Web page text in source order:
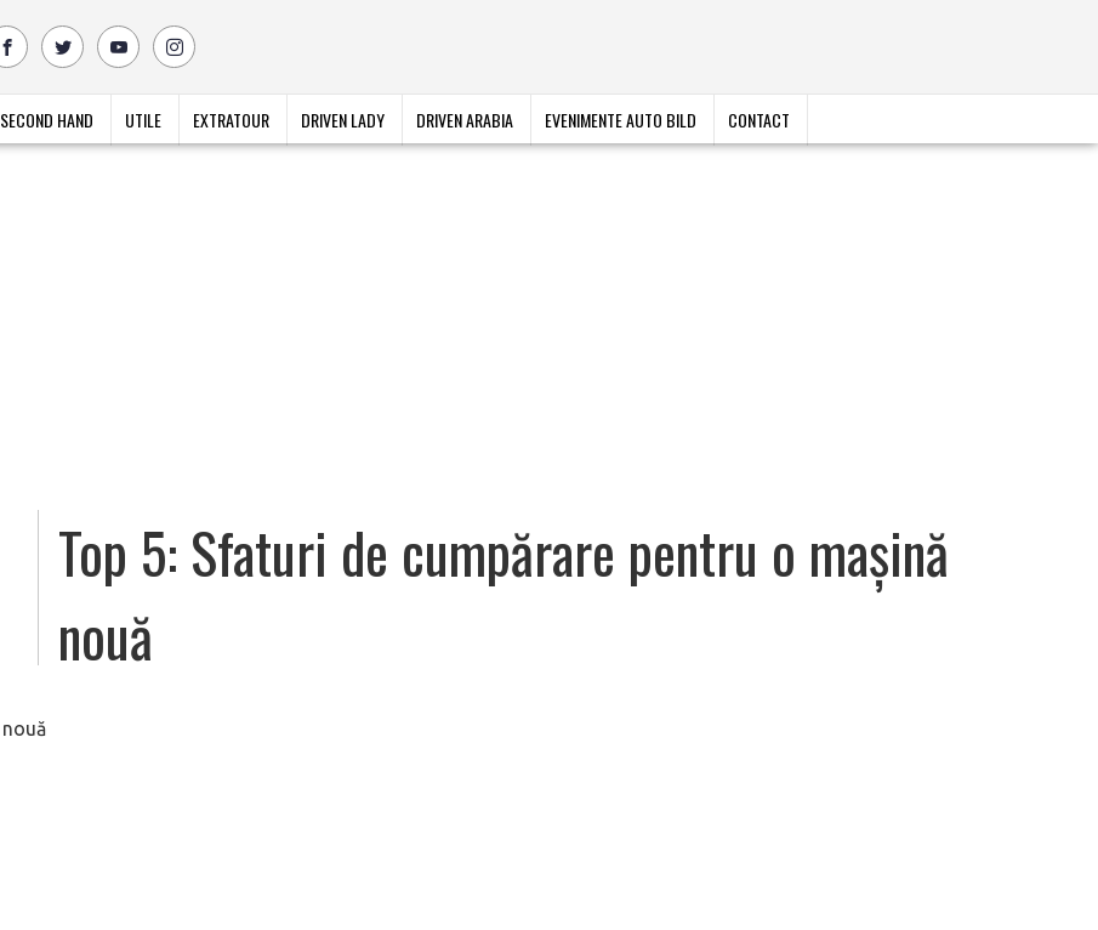
SECOND HAND UTILE EXTRATOUR DRIVEN LADY DRIVEN ARABIA EVENIMENTE AUTO BILD CONTACT
Top 5: Sfaturi de cumpărare pentru o mașină
nouă